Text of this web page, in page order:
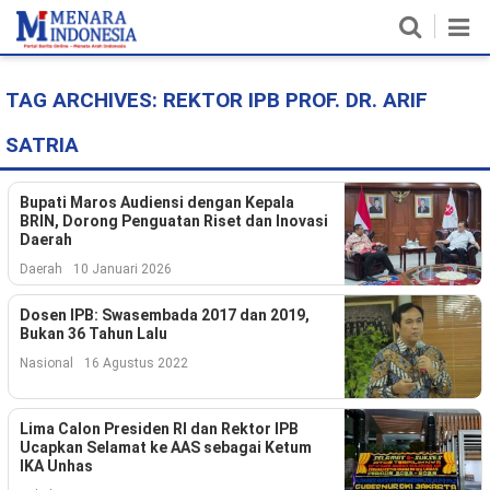
Home
Nasional
Politik
Metro
Daerah
Ekonomi
Pendidikan
TAG ARCHIVES: REKTOR IPB PROF. DR. ARIF
SATRIA
Bupati Maros Audiensi dengan Kepala
BRIN, Dorong Penguatan Riset dan Inovasi
Daerah
Daerah 10 Januari 2026
Dosen IPB: Swasembada 2017 dan 2019,
Bukan 36 Tahun Lalu
Nasional 16 Agustus 2022
Lima Calon Presiden RI dan Rektor IPB
Ucapkan Selamat ke AAS sebagai Ketum
IKA Unhas